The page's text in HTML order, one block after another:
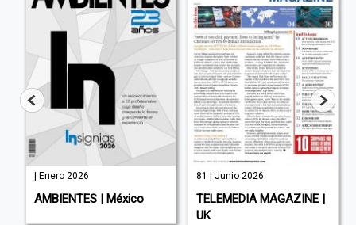
| Enero 2026
AMBIENTES | México
81 | Junio 2026
TELEMEDIA MAGAZINE |
UK